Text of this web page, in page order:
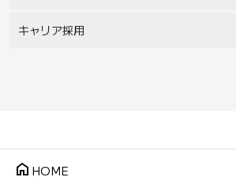
キャリア採用
home HOME